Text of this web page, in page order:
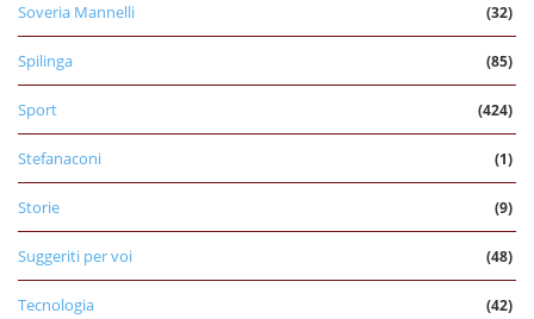
Soveria Mannelli (32)
Spilinga (85)
Sport (424)
Stefanaconi (1)
Storie (9)
Suggeriti per voi (48)
Tecnologia (42)